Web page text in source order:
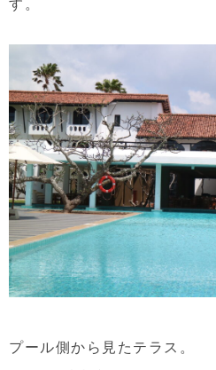
プール側から見たテラス。